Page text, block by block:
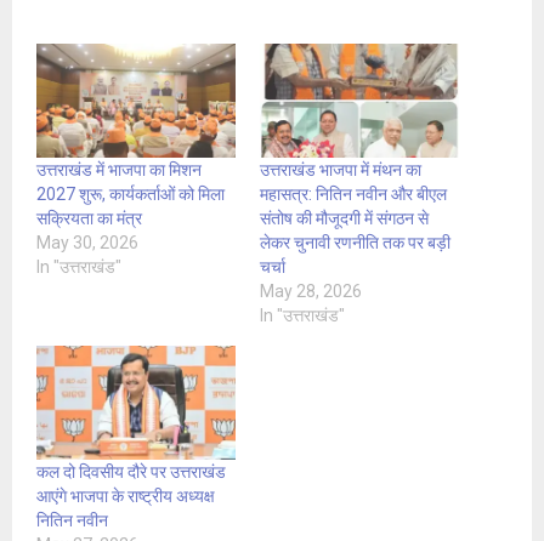
उत्तराखंड में भाजपा का मिशन
2027 शुरू, कार्यकर्ताओं को मिला
सक्रियता का मंत्र
May 30, 2026
In "उत्तराखंड"
उत्तराखंड भाजपा में मंथन का
महासत्र: नितिन नवीन और बीएल
संतोष की मौजूदगी में संगठन से
लेकर चुनावी रणनीति तक पर बड़ी
चर्चा
May 28, 2026
In "उत्तराखंड"
कल दो दिवसीय दौरे पर उत्तराखंड
आएंगे भाजपा के राष्ट्रीय अध्यक्ष
नितिन नवीन